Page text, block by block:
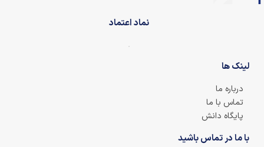
نماد اعتماد
لینک ها
درباره ما
تماس با ما
پایگاه دانش
با ما در تماس باشید